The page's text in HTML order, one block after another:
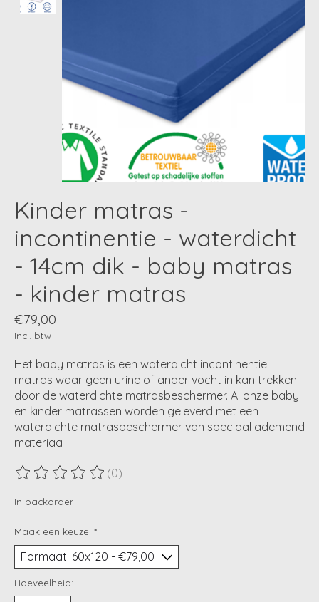
Kinder matras -
incontinentie - waterdicht
- 14cm dik - baby matras
- kinder matras
€79,00
Incl. btw
Het baby matras is een waterdicht incontinentie
matras waar geen urine of ander vocht in kan trekken
door de waterdichte matrasbeschermer. Al onze baby
en kinder matrassen worden geleverd met een
waterdichte matrasbeschermer van speciaal ademend
materiaa
De beoordeling van dit product is
(0)
In backorder
Maak een keuze: *
Hoeveelheid: